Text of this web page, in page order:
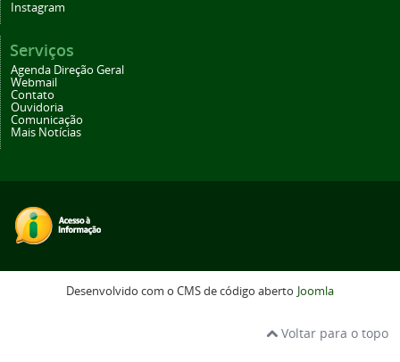
Instagram
Serviços
Agenda Direção Geral
Webmail
Contato
Ouvidoria
Comunicação
Mais Notícias
Desenvolvido com o CMS de código aberto Joomla
Voltar para o topo